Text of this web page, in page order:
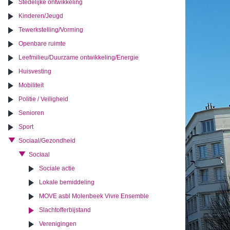
Stedelijke ontwikkeling
Kinderen/Jeugd
Tewerkstelling/Vorming
Openbare ruimte
Leefmilieu/Duurzame ontwikkeling/Energie
Huisvesting
Mobiliteit
Politie / Veiligheid
Senioren
Sport
Sociaal/Gezondheid
Sociaal
Sociale actie
Lokale bemiddeling
MOVE asbl Molenbeek Vivre Ensemble
Slachtofferbijstand
Verenigingen